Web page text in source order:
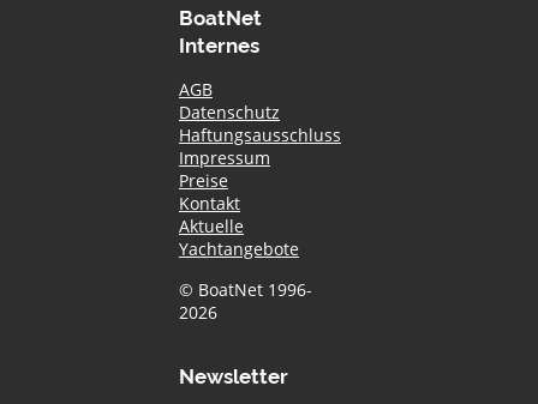
BoatNet
Internes
AGB
Datenschutz
Haftungsausschluss
Impressum
Preise
Kontakt
Aktuelle
Yachtangebote
© BoatNet 1996-
2026
Newsletter